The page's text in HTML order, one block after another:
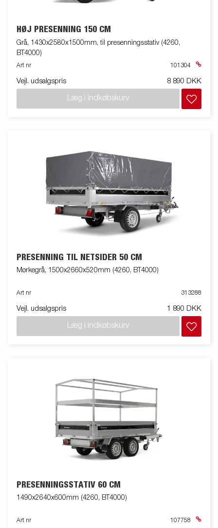
HØJ PRESENNING 150 CM
Grå, 1430x2580x1500mm, til presenningsstativ (4260,
BT4000)
Art nr 101304
Vejl. udsalgspris 8 890 DKK
Læg i indkøbskurv
PRESENNING TIL NETSIDER 50 CM
Mørkegrå, 1500x2660x520mm (4260, BT4000)
Art nr 313288
Vejl. udsalgspris 1 890 DKK
Læg i indkøbskurv
PRESENNINGSSTATIV 60 CM
1490x2640x600mm (4260, BT4000)
Art nr 107758